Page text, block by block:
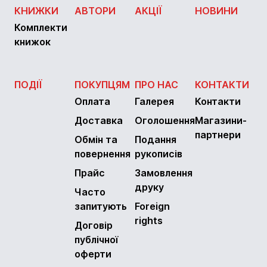
КНИЖКИ
Комплекти
книжок
АВТОРИ АКЦІЇ НОВИНИ
ПОДІЇ
ПОКУПЦЯМ
Оплата
Доставка
Обмін та
повернення
Прайс
Часто
запитують
Договір
публічної
оферти
ПРО НАС
Галерея
Оголошення
Подання
рукописів
Замовлення
друку
Foreign
rights
КОНТАКТИ
Контакти
Магазини-
партнери